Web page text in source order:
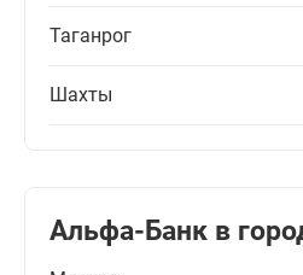
Таганрог
Шахты
Альфа-Банк в